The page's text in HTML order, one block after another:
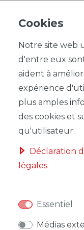
UVP 4,39 €
3,95 EUR
Contenu1
Prix de base3,95
Cookies
Notre site web
d'entre eux
aident à
expérience
plus amples
des cookies et
qu'utilisateur:
Déclaration
légales
Essentiel
Médias